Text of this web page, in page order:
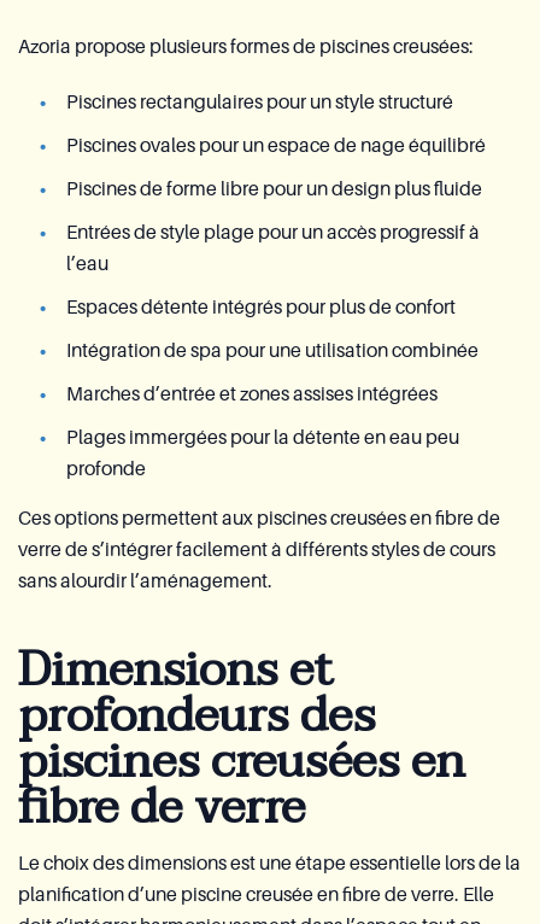
Azoria propose plusieurs formes de piscines creusées:
Piscines rectangulaires pour un style structuré
Piscines ovales pour un espace de nage équilibré
Piscines de forme libre pour un design plus fluide
Entrées de style plage pour un accès progressif à
l’eau
Espaces détente intégrés pour plus de confort
Intégration de spa pour une utilisation combinée
Marches d’entrée et zones assises intégrées
Plages immergées pour la détente en eau peu
profonde
Ces options permettent aux piscines creusées en fibre de
verre de s’intégrer facilement à différents styles de cours
sans alourdir l’aménagement.
Dimensions et
profondeurs des
piscines creusées en
fibre de verre
Le choix des dimensions est une étape essentielle lors de la
planification d’une piscine creusée en fibre de verre. Elle